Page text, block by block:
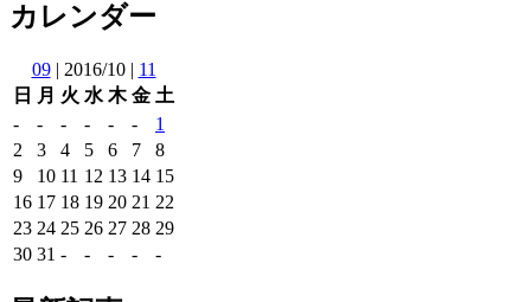
カレンダー
09| 2016/10 | 11
日
月 火 水 木 金 土
-
- - - - -
1
2
3 4 5 6 7
8
9
10 11 12 13 14 15
16 17 18 19 20 21 22
23 24 25 26 27 28 29
30 31 - - - - -